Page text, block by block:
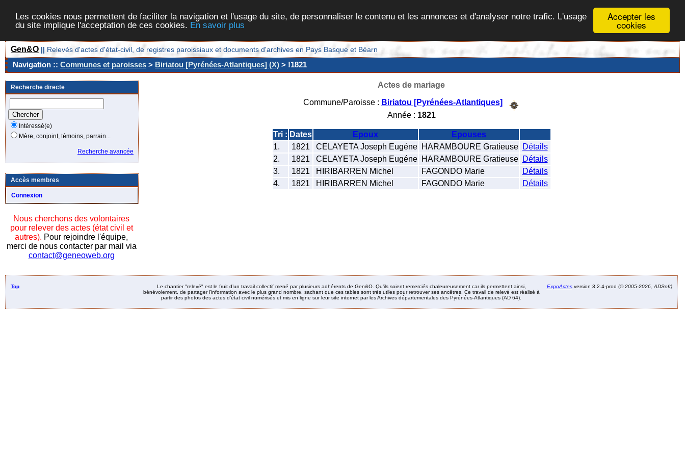
Accepter les
cookies
Les cookies nous permettent de faciliter la navigation et l'usage du site, de personnaliser le contenu et les annonces et d'analyser notre trafic. L'usage
du site implique l'acceptation de ces cookies. En savoir plus
Gen&O || Relevés d'actes d'état-civil, de registres paroissiaux et documents d'archives en Pays Basque et Béarn
Navigation :: Communes et paroisses > Biriatou [Pyrénées-Atlantiques] (X) > !1821
Recherche directe
Intéressé(e)
Mère, conjoint, témoins, parrain...
Recherche avancée
Accès membres
Connexion
Nous cherchons des volontaires
pour relever des actes (état civil et
autres). Pour rejoindre l'équipe,
merci de nous contacter par mail via
contact@geneoweb.org
Actes de mariage
Commune/Paroisse : Biriatou [Pyrénées-Atlantiques]
Année : 1821
Tri : Dates Epoux
Epouses
1.
1821 CELAYETA Joseph Eugéne HARAMBOURE Gratieuse
Détails
2.
1821 CELAYETA Joseph Eugéne HARAMBOURE Gratieuse
Détails
3.
1821 HIRIBARREN Michel FAGONDO Marie
Détails
4.
1821 HIRIBARREN Michel FAGONDO Marie Détails
Top
Le chantier "relevé" est le fruit d’un travail collectif mené par plusieurs adhérents de Gen&O. Qu’ils soient remerciés chaleureusement car ils permettent ainsi,
bénévolement, de partager l’information avec le plus grand nombre, sachant que ces tables sont très utiles pour retrouver ses ancêtres. Ce travail de relevé est réalisé à
partir des photos des actes d’état civil numérisés et mis en ligne sur leur site internet par les Archives départementales des Pyrénées-Atlantiques (AD 64).
ExpoActesversion 3.2.4-prod (©2005-2026, ADSoft)